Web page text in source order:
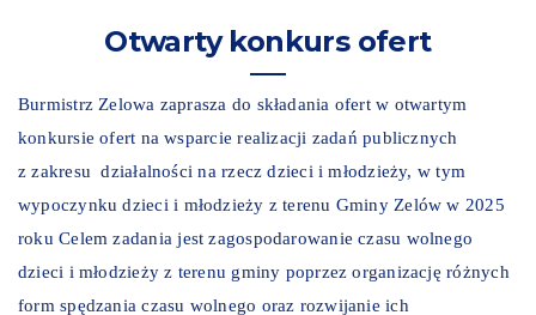
Otwarty konkurs ofert
Burmistrz Zelowa zaprasza do składania ofert w otwartym
konkursie ofert na wsparcie realizacji zadań publicznych
z zakresu działalności na rzecz dzieci i młodzieży, w tym
wypoczynku dzieci i młodzieży z terenu Gminy Zelów w 2025
roku Celem zadania jest zagospodarowanie czasu wolnego
dzieci i młodzieży z terenu gminy poprzez organizację różnych
form spędzania czasu wolnego oraz rozwijanie ich